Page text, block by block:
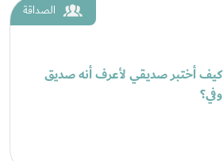
الصداقة
كيف أختبر صديقي لأعرف أنه صديق
وفي؟